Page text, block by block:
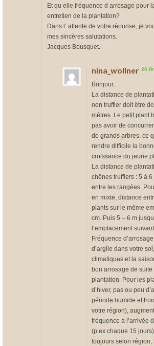
Et qu elle fréquence d arrosage pour
entretien de la plantation?
Dans l’ attente de votre réponse, je
mes sincères salutations.
Jacques Bousquet.
nina_wollner 26
Bonjour,
La distance de
non truffier doit être
mètres. Le petit plant
pas avoir de
de grands arbres, ce
rendre difficile la
croissance du jeune
La distance de
chênes truffiers : 5 à 6
entre les rangées.
en mixte, distance
plants sur le même
cm. Puis 5 – 6 m
l’emplacement
Fréquence
d’argile dans votre
climatiques et la
bon arrosage de
plantation. Pour les
d’hiver, pas ou peu
période humide et
votre région),
fréquence à l’arrivée
(p.ex chaque 15
toujours selon région,